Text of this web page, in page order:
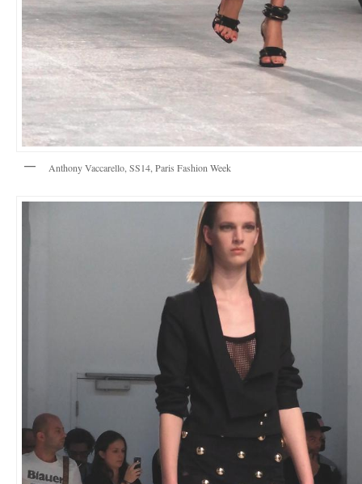
Anthony Vaccarello, SS14, Paris Fashion Week